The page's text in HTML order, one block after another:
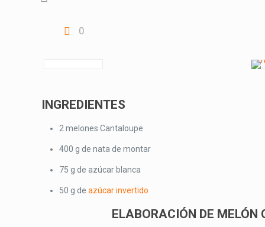
0
INGREDIENTES
2 melones Cantaloupe
400 g de nata de montar
75 g de azúcar blanca
50 g deazúcar invertido
ELABORACIÓN DE MELÓN